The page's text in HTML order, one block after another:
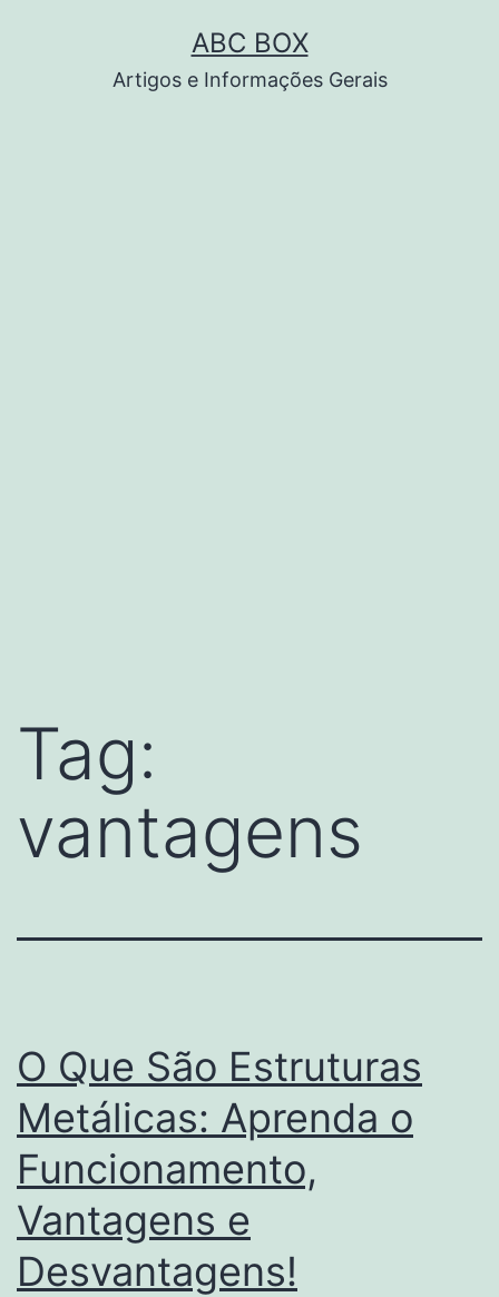
ABC BOX
Artigos e Informações Gerais
Tag:
vantagens
O Que São Estruturas
Metálicas: Aprenda o
Funcionamento,
Vantagens e
Desvantagens!